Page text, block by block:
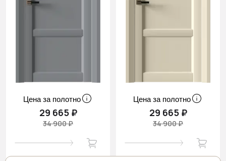
Цена за полотно
29 665 ₽
34 900 ₽
Цена за полотно
29 665 ₽
34 900 ₽